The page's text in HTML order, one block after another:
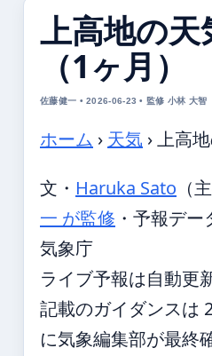
上高地の天
（1ヶ月）
佐藤健一 • 2026-06-23 • 監修 小林 大智
ホーム › 天気 ›上高
文・ Haruka Sato （
一 が監修 ・ 予報デー
気象庁
ライブ予報は自動更
記載のガイダンスは
に気象編集部が最終